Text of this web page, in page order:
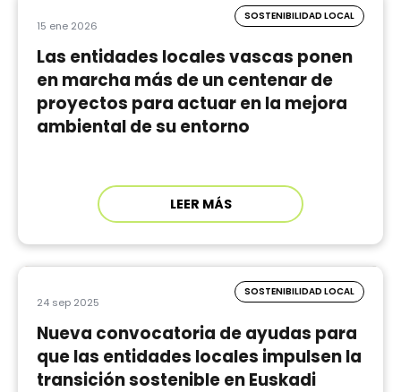
15 ene 2026
SOSTENIBILIDAD LOCAL
Las entidades locales vascas ponen
en marcha más de un centenar de
proyectos para actuar en la mejora
ambiental de su entorno
LEER MÁS
24 sep 2025
SOSTENIBILIDAD LOCAL
Nueva convocatoria de ayudas para
que las entidades locales impulsen la
transición sostenible en Euskadi